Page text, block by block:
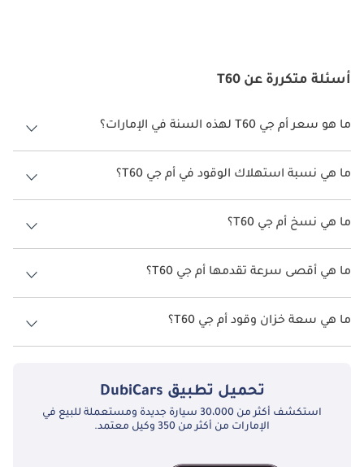
أسئلة متكررة عن T60
ما هو سعر أم جي T60 لهذه السنة في الإمارات؟
أم جي T60 لهذه السنة في الإمارات هو TBD.
ما هي نسبة استهلاك الوقود في أم جي T60؟
اقترحت الشركة المصنعة أن تكون نسبة توفير استهلاك الوقود لسيارة أم جي
T60 هو TBD.
ما هي نسخ أم جي T60؟
نسخ أم جي T60 هي .
ما هي أقصى سرعة تقدمها أم جي T60؟
السرعة القصوى أم جي T60 هي TBD.
ما هي سعة خزان وقود أم جي T60؟
تبلغ سعة خزان الوقود في أم جي T60 TBD.
تحميل تطبيق DubiCars
استكشف أكثر من 30،000 سيارة جديدة ومستعملة للبيع في
الإمارات من أكثر من 350 وكيل معتمد.